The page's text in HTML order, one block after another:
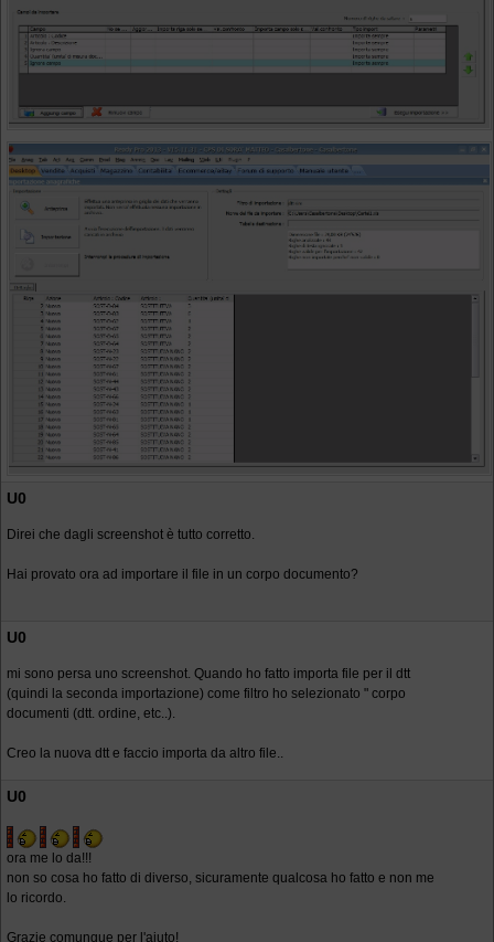
U0
Direi che dagli screenshot è tutto corretto.
Hai provato ora ad importare il file in un corpo documento?
U0
mi sono persa uno screenshot. Quando ho fatto importa file per il dtt
(quindi la seconda importazione) come filtro ho selezionato " corpo
documenti (dtt. ordine, etc..).
Creo la nuova dtt e faccio importa da altro file..
U0
ora me lo da!!!
non so cosa ho fatto di diverso, sicuramente qualcosa ho fatto e non me
lo ricordo.
Grazie comunque per l'aiuto!